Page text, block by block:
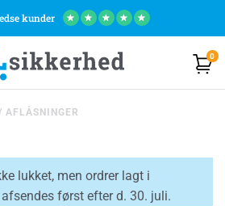
kunder ★ ★ ★ ★ ★
0
/ AFLÅSNINGER
lukket, men ordrer lagt i
først efter d. 30. juli.